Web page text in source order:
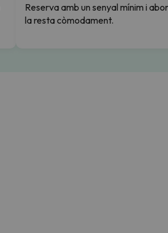
Reserva amb un senyal mínim i
la resta còmodament.